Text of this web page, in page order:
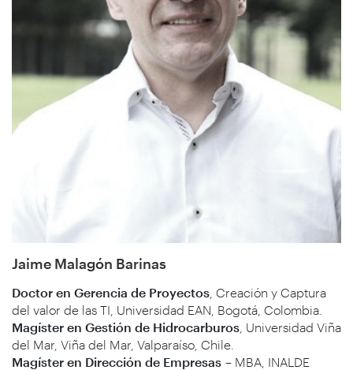
Jaime Malagón Barinas
Doctor en Gerencia de Proyectos , Creación y Captura
del valor de las TI, Universidad EAN, Bogotá, Colombia.
Magíster en Gestión de Hidrocarburos , Universidad Viña
del Mar, Viña del Mar, Valparaíso, Chile.
Magíster en Dirección de Empresas – MBA, INALDE